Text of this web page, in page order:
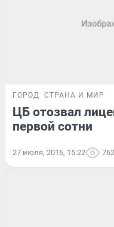
ГОРОД СТРАНА И МИР
ЦБ отозвал
первой сотни
27 июля, 2016, 15:22 762